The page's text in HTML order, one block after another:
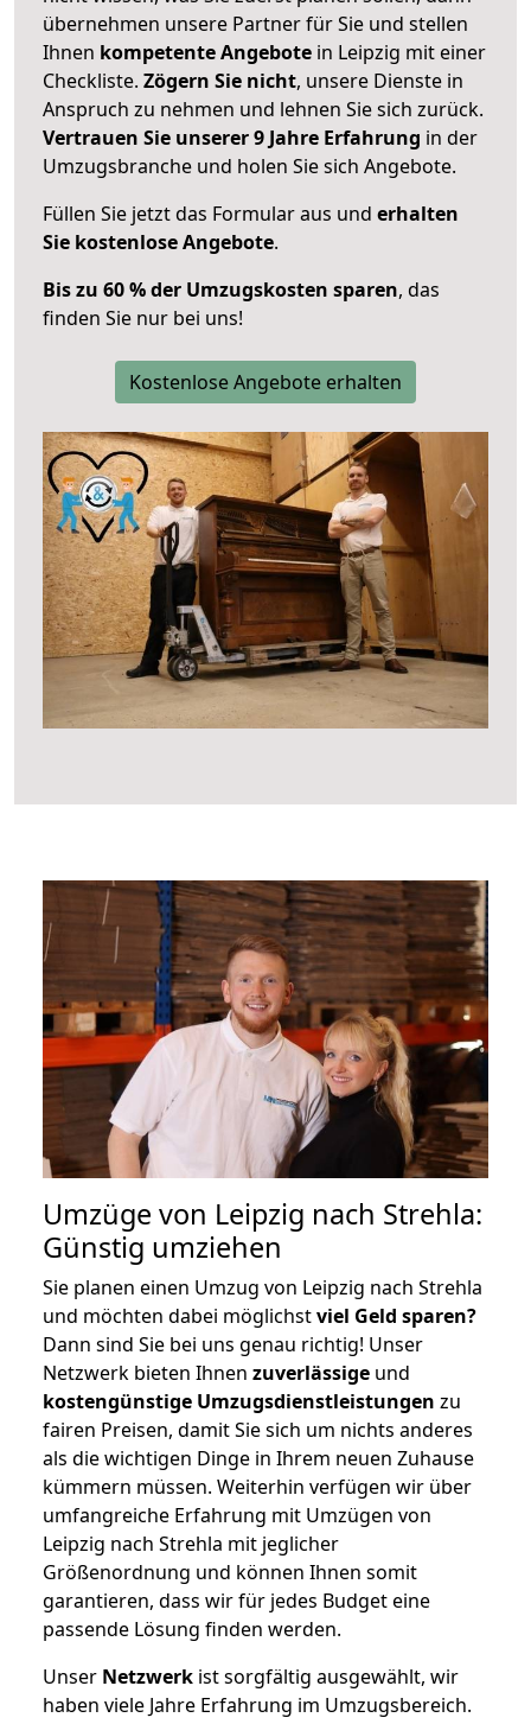
übernehmen unsere Partner für Sie und stellen
Ihnen kompetente Angebote in Leipzig mit einer
Checkliste. Zögern Sie nicht, unsere Dienste in
Anspruch zu nehmen und lehnen Sie sich zurück.
Vertrauen Sie unserer 9 Jahre Erfahrung in der
Umzugsbranche und holen Sie sich Angebote.
Füllen Sie jetzt das Formular aus und erhalten
Sie kostenlose Angebote.
Bis zu 60 % der Umzugskosten sparen, das
finden Sie nur bei uns!
Kostenlose Angebote erhalten
Umzüge von Leipzig nach Strehla:
Günstig umziehen
Sie planen einen Umzug von Leipzig nach Strehla
und möchten dabei möglichstviel Geld sparen?
Dann sind Sie bei uns genau richtig! Unser
Netzwerk bieten Ihnen zuverlässige und
kostengünstige Umzugsdienstleistungen zu
fairen Preisen, damit Sie sich um nichts anderes
als die wichtigen Dinge in Ihrem neuen Zuhause
kümmern müssen. Weiterhin verfügen wir über
umfangreiche Erfahrung mit Umzügen von
Leipzig nach Strehla mit jeglicher
Größenordnung und können Ihnen somit
garantieren, dass wir für jedes Budget eine
passende Lösung finden werden.
Unser Netzwerk ist sorgfältig ausgewählt, wir
haben viele Jahre Erfahrung im Umzugsbereich.